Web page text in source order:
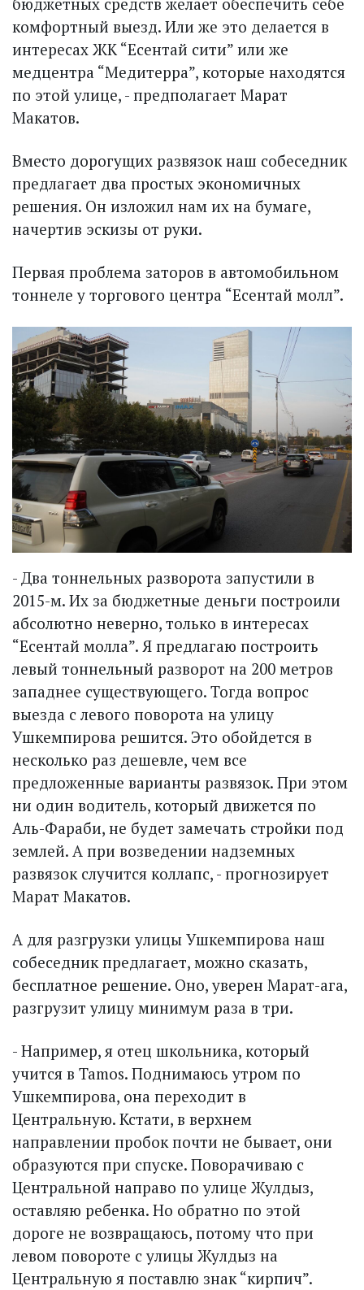
комфортный выезд. Или же это делается в
интересах ЖК “Есентай сити” или же
медцентра “Медитерра”, которые находятся
по этой улице, - предполагает Марат
Макатов.
Вместо дорогущих развязок наш собеседник
предлагает два прос­тых экономичных
решения. Он изложил нам их на бумаге,
начертив эскизы от руки.
Первая проблема заторов в автомобильном
тоннеле у торгового центра “Есентай молл”.
- Два тоннельных разворота запустили в
2015-м. Их за бюджетные деньги построили
абсолютно неверно, только в интересах
“Есентай молла”. Я предлагаю построить
левый тоннельный разворот на 200 мет­ров
западнее существующего. Тогда вопрос
выезда с левого поворота на улицу
Ушкемпирова решится. Это обойдется в
несколько раз дешевле, чем все
предложенные варианты развязок. При этом
ни один водитель, который движется по
Аль-Фараби, не будет замечать стройки под
землей. А при возведении надземных
развязок случится коллапс, - прогнозирует
Марат Макатов.
А для разгрузки улицы Ушкемпирова наш
собеседник предлагает, можно сказать,
бесплатное решение. Оно, уверен Марат-ага,
разгрузит улицу минимум раза в три.
- Например, я отец школьника, который
учится в Tamos. Поднимаюсь утром по
Ушкемпирова, она переходит в
Центральную. Кстати, в верхнем
направлении пробок почти не бывает, они
образуются при спуске. Поворачиваю с
Центральной направо по улице Жулдыз,
оставляю ребенка. Но обратно по этой
дороге не возвращаюсь, потому что при
левом повороте с улицы Жулдыз на
Центральную я поставлю знак “кирпич”.